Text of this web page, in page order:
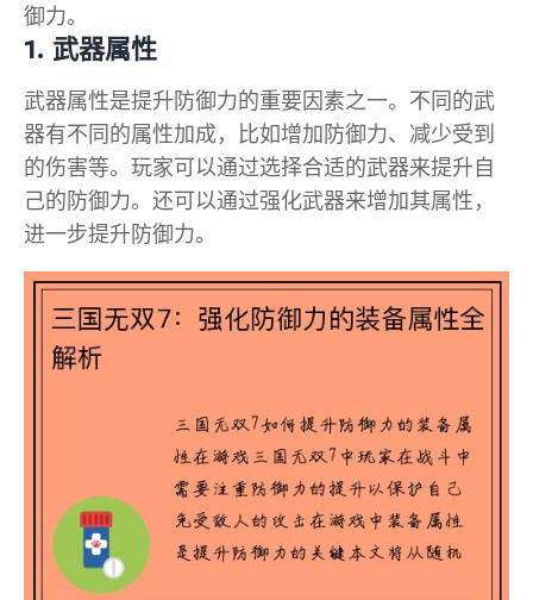
御力。
1. 武器属性
武器属性是提升防御力的重要因素之一。不同的武
器有不同的属性加成，比如增加防御力、减少受到
的伤害等。玩家可以通过选择合适的武器来提升自
己的防御力。还可以通过强化武器来增加其属性，
进一步提升防御力。